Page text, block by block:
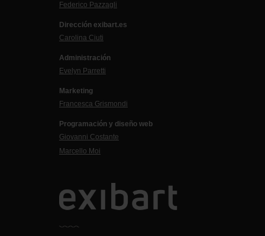
Federico Pazzagli
Dirección exibart.es
Carolina Ciuti
Administración
Evelyn Parretti
Marketing
Francesca Grismondi
Programación y diseño web
Giovanni Costante
Marcello Moi